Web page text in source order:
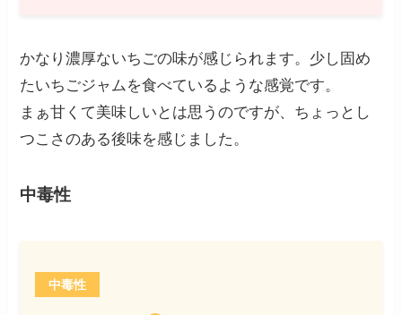
かなり濃厚ないちごの味が感じられます。少し固め
たいちごジャムを食べているような感覚です。
まぁ甘くて美味しいとは思うのですが、ちょっとし
つこさのある後味を感じました。
中毒性
中毒性